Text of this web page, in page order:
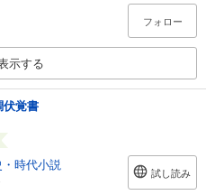
フォロー
示する
覚書
時代小説
試し読み